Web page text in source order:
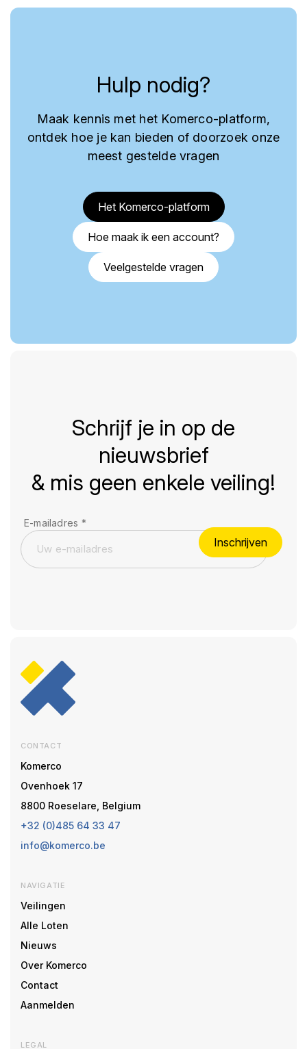
Hulp nodig?
Maak kennis met het Komerco-platform,
ontdek hoe je kan bieden of doorzoek onze
meest gestelde vragen
Het Komerco-platform
Hoe maak ik een account?
Veelgestelde vragen
Schrijf je in op de
nieuwsbrief
& mis geen enkele veiling!
E-mailadres *
Inschrijven
CONTACT
Komerco
Ovenhoek 17
8800 Roeselare, Belgium
+32 (0)485 64 33 47
info@komerco.be
NAVIGATIE
Veilingen
Alle Loten
Nieuws
Over Komerco
Contact
Aanmelden
LEGAL